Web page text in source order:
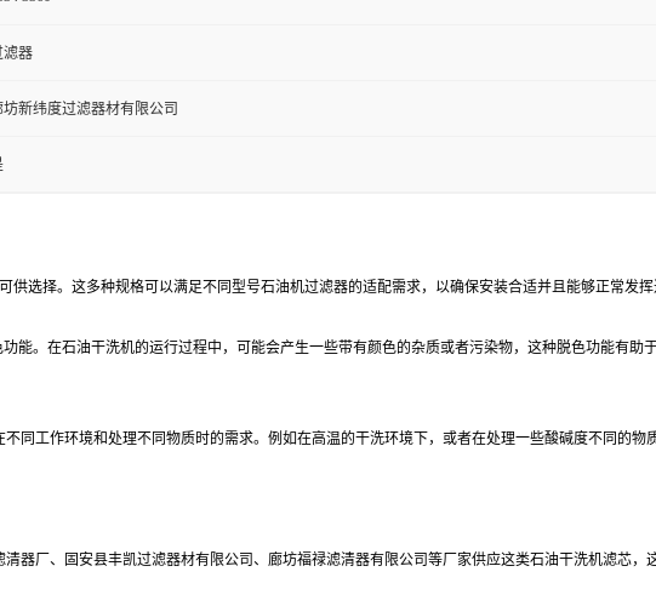
滤器
坊新纬度过滤器材有限公司
供选择。这多种规格可以满足不同型号石油机过滤器的适配需求，以确保安装合适并且能够正常发挥
能。在石油干洗机的运行过程中，可能会产生一些带有颜色的杂质或者污染物，这种脱色功能有
同工作环境和处理不同物质时的需求。例如在高温的干洗环境下，或者在处理一些酸碱度不同的
器厂、固安县丰凯过滤器材有限公司、廊坊福禄滤清器有限公司等厂家供应这类石油干洗机滤芯